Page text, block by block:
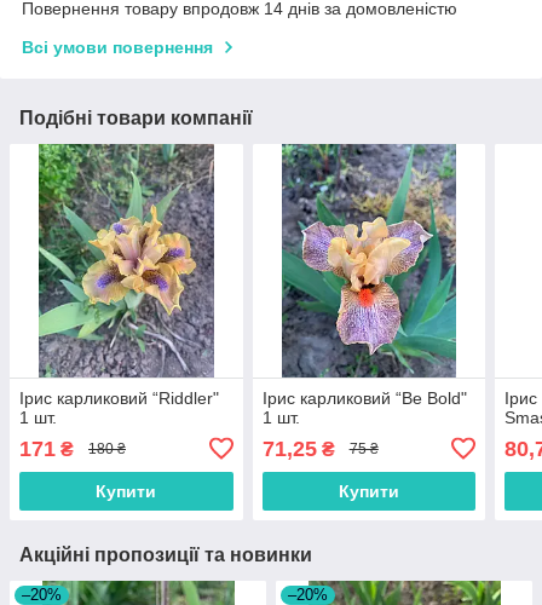
Повернення товару впродовж 14 днів за домовленістю
Всі умови повернення
Подібні товари компанії
Ірис карликовий “Riddler"
1 шт.
171 ₴ 180 ₴
Купити
Ірис карликовий “Be Bold"
1 шт.
71,25₴ 75 ₴
Купити
Акційні пропозиції та новинки
–20% –20%